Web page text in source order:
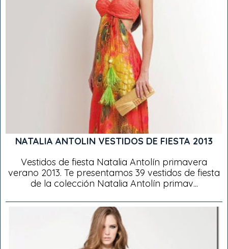
NATALIA ANTOLIN VESTIDOS DE FIESTA 2013
Vestidos de fiesta Natalia Antolín primavera
verano 2013. Te presentamos 39 vestidos de fiesta
de la colección Natalia Antolín primav...